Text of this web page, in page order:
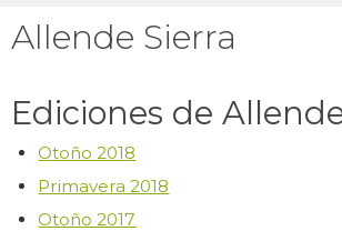
Allende Sierra
Ediciones de
Otoño 2018
Primavera 2018
Otoño 2017